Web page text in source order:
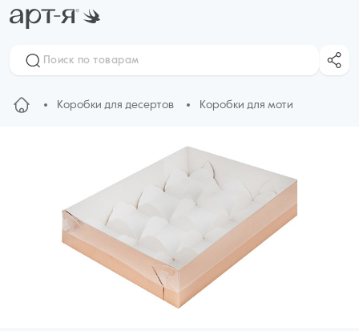
Коробки для десертов Коробки для моти